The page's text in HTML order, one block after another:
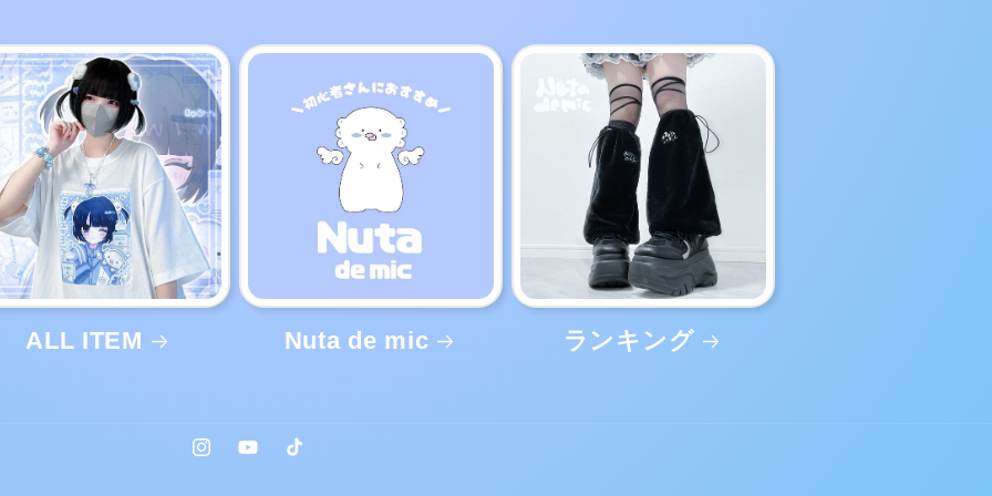
ALL ITEM Nuta de mic ランキング
InstagramYouTubeTikTok